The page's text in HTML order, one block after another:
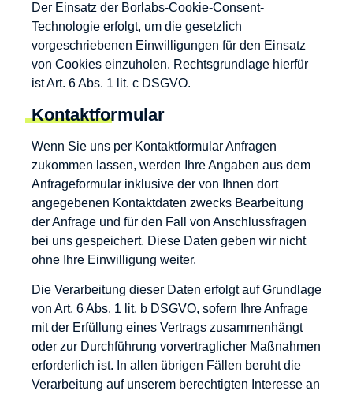
Der Einsatz der Borlabs-Cookie-Consent-
Technologie erfolgt, um die gesetzlich
vorgeschriebenen Einwilligungen für den Einsatz
von Cookies einzuholen. Rechtsgrundlage hierfür
ist Art. 6 Abs. 1 lit. c DSGVO.
Kontaktformular
Wenn Sie uns per Kontaktformular Anfragen
zukommen lassen, werden Ihre Angaben aus dem
Anfrageformular inklusive der von Ihnen dort
angegebenen Kontaktdaten zwecks Bearbeitung
der Anfrage und für den Fall von Anschlussfragen
bei uns gespeichert. Diese Daten geben wir nicht
ohne Ihre Einwilligung weiter.
Die Verarbeitung dieser Daten erfolgt auf Grundlage
von Art. 6 Abs. 1 lit. b DSGVO, sofern Ihre Anfrage
mit der Erfüllung eines Vertrags zusammenhängt
oder zur Durchführung vorvertraglicher Maßnahmen
erforderlich ist. In allen übrigen Fällen beruht die
Verarbeitung auf unserem berechtigten Interesse an